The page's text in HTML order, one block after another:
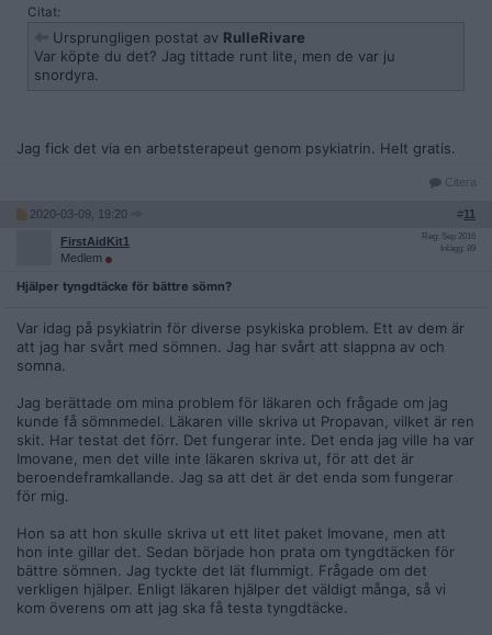
Citat:
Ursprungligen postat av RulleRivare
Var köpte du det? Jag tittade runt lite, men de var ju
snordyra.
Jag fick det via en arbetsterapeut genom psykiatrin. Helt gratis.
Citera
2020-03-09, 19:20 #11
FirstAidKit1
Medlem
Reg: Sep 2016
Inlägg: 89
Hjälper tyngdtäcke för bättre sömn?
Var idag på psykiatrin för diverse psykiska problem. Ett av dem är
att jag har svårt med sömnen. Jag har svårt att slappna av och
somna.
Jag berättade om mina problem för läkaren och frågade om jag
kunde få sömnmedel. Läkaren ville skriva ut Propavan, vilket är ren
skit. Har testat det förr. Det fungerar inte. Det enda jag ville ha var
Imovane, men det ville inte läkaren skriva ut, för att det är
beroendeframkallande. Jag sa att det är det enda som fungerar
för mig.
Hon sa att hon skulle skriva ut ett litet paket Imovane, men att
hon inte gillar det. Sedan började hon prata om tyngdtäcken för
bättre sömnen. Jag tyckte det lät flummigt. Frågade om det
verkligen hjälper. Enligt läkaren hjälper det väldigt många, så vi
kom överens om att jag ska få testa tyngdtäcke.